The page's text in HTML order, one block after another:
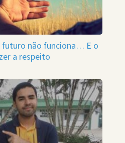
futuro não funciona… E o
a respeito